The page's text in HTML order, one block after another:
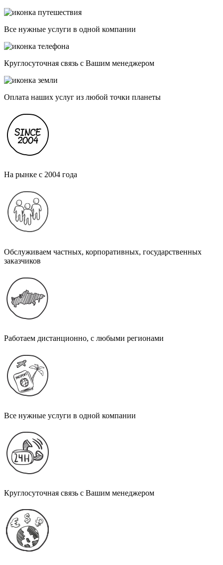
Все нужные услуги в одной компании
Круглосуточная связь с Вашим менеджером
Оплата наших услуг из любой точки планеты
На рынке с 2004 года
Обслуживаем частных, корпоративных, государственных
заказчиков
Работаем дистанционно, с любыми регионами
Все нужные услуги в одной компании
Круглосуточная связь с Вашим менеджером